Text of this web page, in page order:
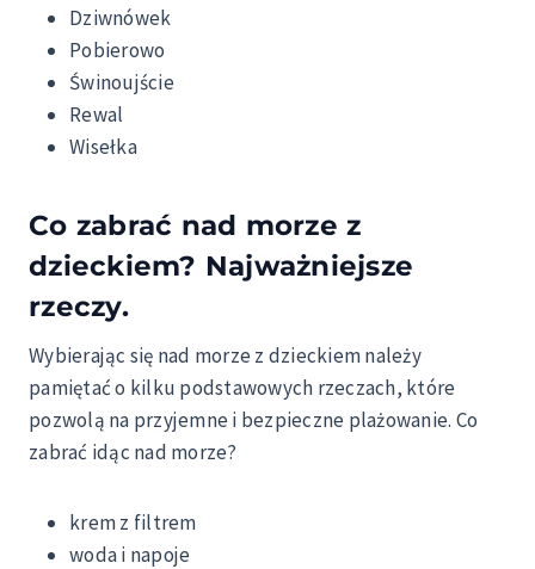
Dziwnówek
Pobierowo
Świnoujście
Rewal
Wisełka
Co zabrać nad morze z
dzieckiem? Najważniejsze
rzeczy.
Wybierając się nad morze z dzieckiem należy
pamiętać o kilku podstawowych rzeczach, które
pozwolą na przyjemne i bezpieczne plażowanie. Co
zabrać idąc nad morze?
krem z filtrem
woda i napoje